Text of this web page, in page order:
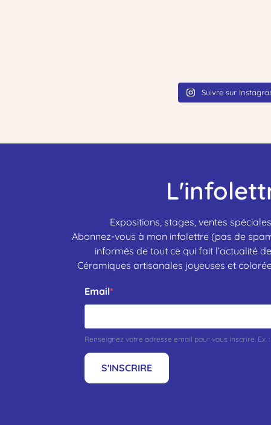
Suivre sur
Expositions, stages, ventes
Abonnez-vous à mon infolettre (pas de
informés de tout ce qui fait l’actualité
Céramiques artisanales joyeuses et
Email
Renseignez votre adresse email pour vous inscrire. Ex.
S'INSCRIRE